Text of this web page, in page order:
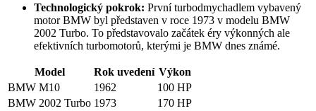
Technologický pokrok: První turbodmychadlem vybavený
motor BMW byl představen v roce 1973 v modelu BMW
2002 Turbo. To představovalo začátek éry výkonných ale
efektivních turbomotorů, kterými je BMW dnes známé.
Model Rok uvedení Výkon
BMW M10
1962
100 HP
BMW 2002 Turbo 1973 170 HP